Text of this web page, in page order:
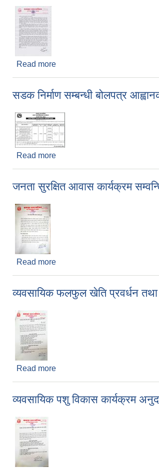
Read more
सडक निर्माण सम्बन्धी बोलपत्र
Read more
जनता सुरक्षित आवास कार्यक्रम
Read more
व्यवसायिक फलफुल खेति प्रवर्धन तथा
Read more
व्यवसायिक पशु विकास कार्यक्रम